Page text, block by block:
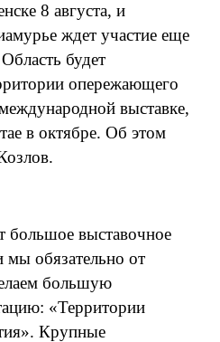
8 августа, и
ждет участие еще
будет
опережающего
выставке,
в октябре. Об этом
выставочное
обязательно от
большую
«Территории
Крупные